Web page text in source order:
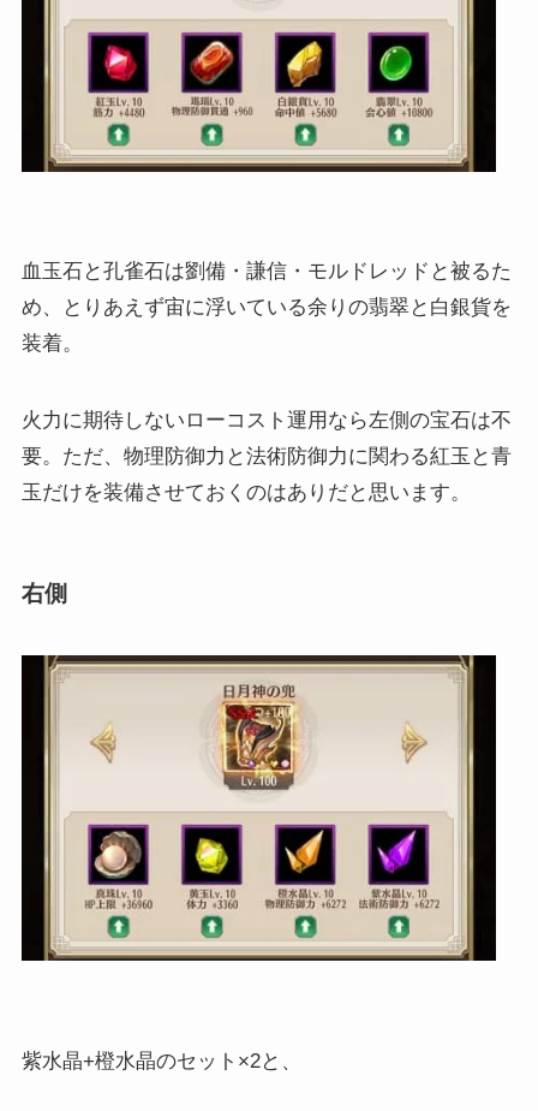
血玉石と孔雀石は劉備・謙信・モルドレッドと被るた
め、とりあえず宙に浮いている余りの翡翠と白銀貨を
装着。
火力に期待しないローコスト運用なら左側の宝石は不
要。ただ、物理防御力と法術防御力に関わる紅玉と青
玉だけを装備させておくのはありだと思います。
右側
紫水晶+橙水晶のセット×2と、